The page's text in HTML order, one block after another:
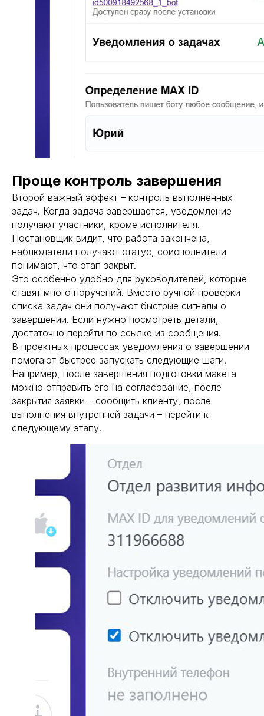
Проще контроль завершения
Второй важный эффект – контроль выполненных
задач. Когда задача завершается, уведомление
получают участники, кроме исполнителя.
Постановщик видит, что работа закончена,
наблюдатели получают статус, соисполнители
понимают, что этап закрыт.
Это особенно удобно для руководителей, которые
ставят много поручений. Вместо ручной проверки
списка задач они получают быстрые сигналы о
завершении. Если нужно посмотреть детали,
достаточно перейти по ссылке из сообщения.
В проектных процессах уведомления о завершении
помогают быстрее запускать следующие шаги.
Например, после завершения подготовки макета
можно отправить его на согласование, после
закрытия заявки – сообщить клиенту, после
выполнения внутренней задачи – перейти к
следующему этапу.